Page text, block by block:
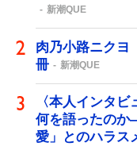
新潮QUE
肉乃小路ニクヨ
冊
新潮QUE
〈本人インタ
何を語ったの
愛」とのハラス